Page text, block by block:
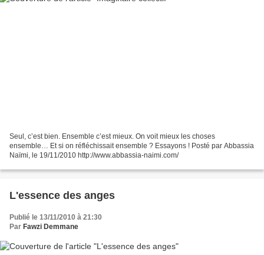
Seul, c’est bien. Ensemble c’est mieux. On voit mieux les choses
ensemble… Et si on réfléchissait ensemble ? Essayons ! Posté par Abbassia
Naïmi, le 19/11/2010 http://www.abbassia-naimi.com/
L'essence des anges
Publié le 13/11/2010 à 21:30
Par Fawzi Demmane